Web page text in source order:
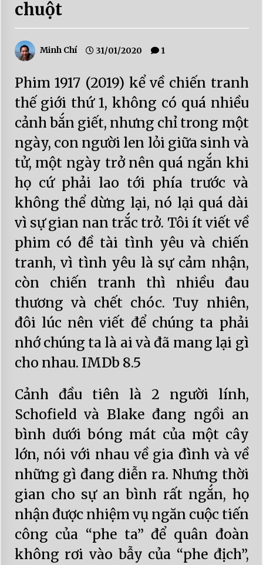
chuột
Minh Chí 31/01/2020 1
Phim 1917 (2019) kể về chiến tranh
thế giới thứ 1, không có quá nhiều
cảnh bắn giết, nhưng chỉ trong một
ngày, con người len lỏi giữa sinh và
tử, một ngày trở nên quá ngắn khi
họ cứ phải lao tới phía trước và
không thể dừng lại, nó lại quá dài
vì sự gian nan trắc trở. Tôi ít viết về
phim có đề tài tình yêu và chiến
tranh, vì tình yêu là sự cảm nhận,
còn chiến tranh thì nhiều đau
thương và chết chóc. Tuy nhiên,
đôi lúc nên viết để chúng ta phải
nhớ chúng ta là ai và đã mang lại gì
cho nhau. IMDb 8.5
Cảnh đầu tiên là 2 người lính,
Schofield và Blake đang ngồi an
bình dưới bóng mát của một cây
lớn, nói với nhau về gia đình và về
những gì đang diễn ra. Nhưng thời
gian cho sự an bình rất ngắn, họ
nhận được nhiệm vụ ngăn cuộc tiến
công của “phe ta” để quân đoàn
không rơi vào bẫy của “phe địch”,